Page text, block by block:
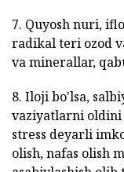
7. Quyosh nuri,
radikal teri ozod
va minerallar,
8. Iloji bo'lsa,
vaziyatlarni
stress deyarli
olish, nafas olish